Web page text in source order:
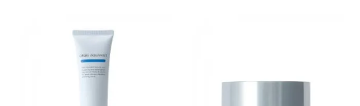
やかな肌に導きます。*1 ポーラ化
成独自の（Ｃ１２－２０）アルキル
グルコシド（保湿）で形成するミセ
ルから、汚れをはね返す水の膜をつ
望の敏感肌用保湿スキンケアライン
「オルビス アクアニスト」。乾燥
敏感スランプの原因にアプローチす
る持続型トリプルアミノ酸(*4)を配
る持続型トリプルアミノ酸(*4)を配